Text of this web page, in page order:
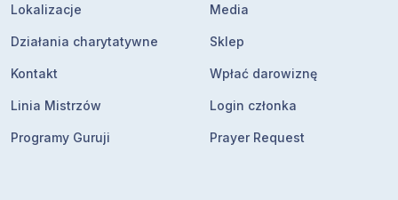
Lokalizacje
Działania charytatywne
Kontakt
Linia Mistrzów
Programy Guruji
Media
Sklep
Wpłać darowiznę
Login członka
Prayer Request